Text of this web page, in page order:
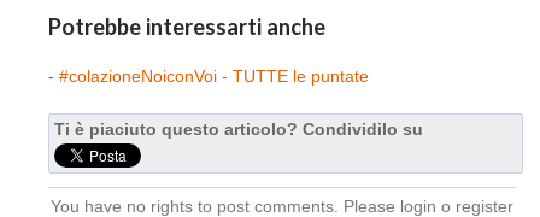
Potrebbe interessarti anche
- #colazioneNoiconVoi - TUTTE le puntate
Ti è piaciuto questo articolo? Condividilo su
You have no rights to post comments. Please login o register